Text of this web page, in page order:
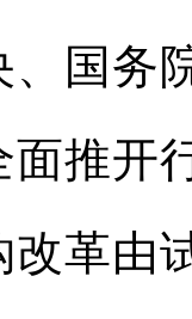
、国务
面推开
革由